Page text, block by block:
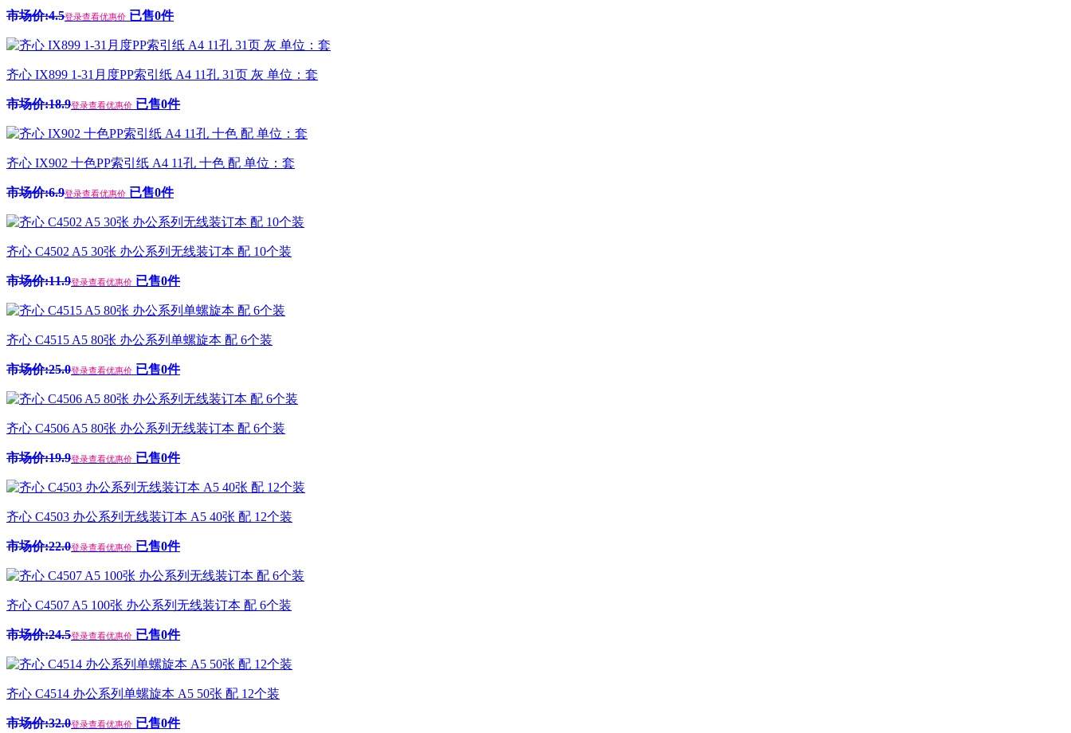
市场价:4.5登录查看优惠价 已售0件
齐心 IX899 1-31月度PP索引纸 A4 11孔 31页 灰 单位：套
市场价:18.9登录查看优惠价 已售0件
齐心 IX902 十色PP索引纸 A4 11孔 十色 配 单位：套
市场价:6.9登录查看优惠价 已售0件
齐心 C4502 A5 30张 办公系列无线装订本 配 10个装
市场价:11.9登录查看优惠价 已售0件
齐心 C4515 A5 80张 办公系列单螺旋本 配 6个装
市场价:25.0登录查看优惠价 已售0件
齐心 C4506 A5 80张 办公系列无线装订本 配 6个装
市场价:19.9登录查看优惠价 已售0件
齐心 C4503 办公系列无线装订本 A5 40张 配 12个装
市场价:22.0登录查看优惠价 已售0件
齐心 C4507 A5 100张 办公系列无线装订本 配 6个装
市场价:24.5登录查看优惠价 已售0件
齐心 C4514 办公系列单螺旋本 A5 50张 配 12个装
市场价:32.0登录查看优惠价 已售0件